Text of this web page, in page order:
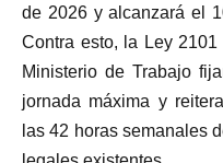
de 2026 y alcanzará el
Contra esto, la Ley
Ministerio de Trabajo
jornada máxima y
las 42 horas semanales